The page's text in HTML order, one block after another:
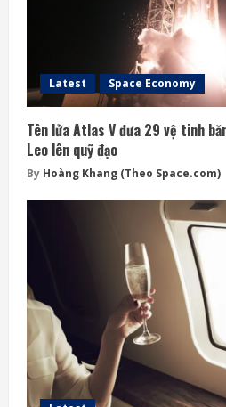
Latest Space Economy
Tên lửa Atlas V đưa 29 vệ tinh
Leo lên quỹ đạo
By Hoàng Khang (Theo Space.com)